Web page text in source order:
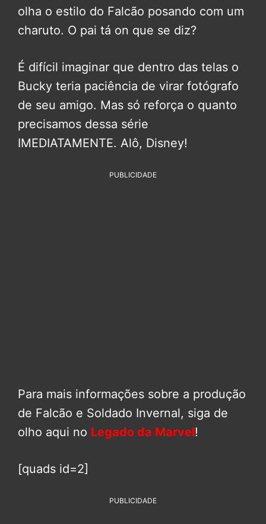
olha o estilo do Falcão posando com um
charuto. O pai tá on que se diz?
É difícil imaginar que dentro das telas o
Bucky teria paciência de virar fotógrafo
de seu amigo. Mas só reforça o quanto
precisamos dessa série
IMEDIATAMENTE. Alô, Disney!
PUBLICIDADE
Para mais informações sobre a produção
de Falcão e Soldado Invernal, siga de
olho aqui no Legado da Marvel!
[quads id=2]
PUBLICIDADE